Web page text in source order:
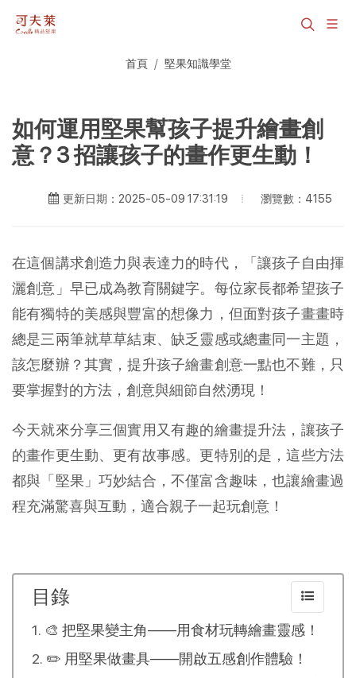
首頁 堅果知識學堂
如何運用堅果幫孩子提升繪畫創
意？3 招讓孩子的畫作更生動！
更新日期：2025-05-09 17:31:19 瀏覽數：4155
在這個講求創造力與表達力的時代，「讓孩子自由揮
灑創意」早已成為教育關鍵字。每位家長都希望孩子
能有獨特的美感與豐富的想像力，但面對孩子畫畫時
總是三兩筆就草草結束、缺乏靈感或總畫同一主題，
該怎麼辦？其實，提升孩子繪畫創意一點也不難，只
要掌握對的方法，創意與細節自然湧現！
今天就來分享三個實用又有趣的繪畫提升法，讓孩子
的畫作更生動、更有故事感。更特別的是，這些方法
都與「堅果」巧妙結合，不僅富含趣味，也讓繪畫過
程充滿驚喜與互動，適合親子一起玩創意！
目錄
🎨 把堅果變主角——用食材玩轉繪畫靈感！
✏️ 用堅果做畫具——開啟五感創作體驗！